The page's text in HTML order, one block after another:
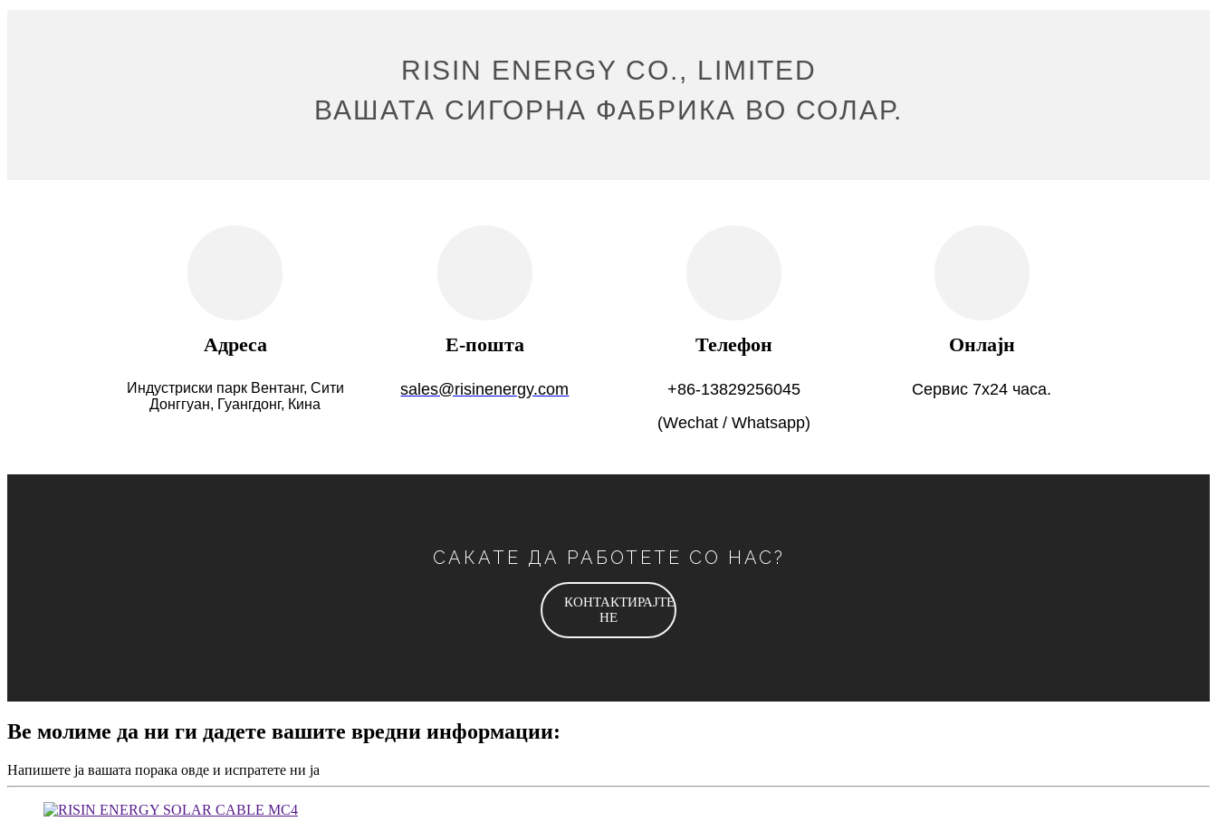
RISIN ENERGY CO., LIMITED
ВАШАТА СИГОРНА ФАБРИКА ВО СОЛАР.
Адреса
Индустриски парк Вентанг, Сити
Донггуан, Гуангдонг, Кина
Е-пошта
sales@risinenergy.com
Телефон
+86-13829256045
(Wechat / Whatsapp)
Онлајн
Сервис 7x24 часа.
САКАТЕ ДА РАБОТЕТЕ СО НАС?
КОНТАКТИРАЈТЕ
НЕ
Ве молиме да ни ги дадете вашите вредни информации:
Напишете ја вашата порака овде и испратете ни ја